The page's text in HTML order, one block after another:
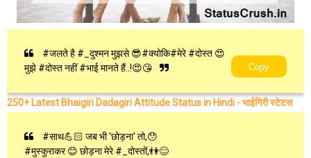
#जलते है #_दुश्मन मुझसे 😎#क्योकि#मेरे #दोस्त 😍
मुझे #दोस्त नहीं #भाई मानते हैं..!😍😘
Copy
250+ Latest Bhaigiri Dadagiri Attitude Status in Hindi - भाईगिरी स्टेटस
#साथ💪🏻 जब भी 'छोड़ना' तो,😯
#मुस्कुराकर 😊 छोड़ना मेरे #_दोस्तों,👫😊